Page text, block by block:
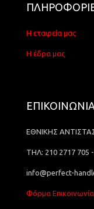
Η εταιρεία μας
Η έδρα μας
ΕΘΝΙΚΗΣ
ΤΗΛ: 210 2717 705
info@perfect-
Φόρμα